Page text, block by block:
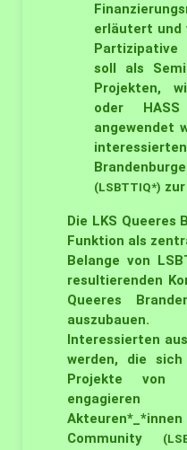
erläutert und
Partizipative
soll als
Projekten,
oder
angewendet
(LSBTTIQ*)
Die LKS Queeres
Funktion als
Belange von
resultierenden
Queeres
Interessierten
werden, die
Projekte von
Community